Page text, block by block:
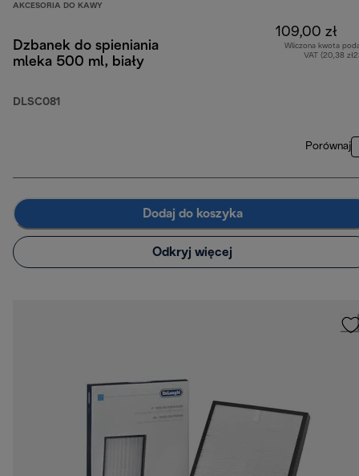
AKCESORIA DO KAWY
Dzbanek do spieniania
mleka 500 ml, biały
DLSC081
109,00 zł
Wliczona kwota
VAT (20,38
Porównaj
Dodaj do koszyka
Odkryj więcej